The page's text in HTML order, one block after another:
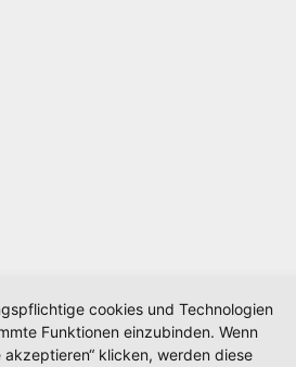
cookies und Technologien
Funktionen einzubinden. Wenn
akzeptieren“ klicken, werden diese